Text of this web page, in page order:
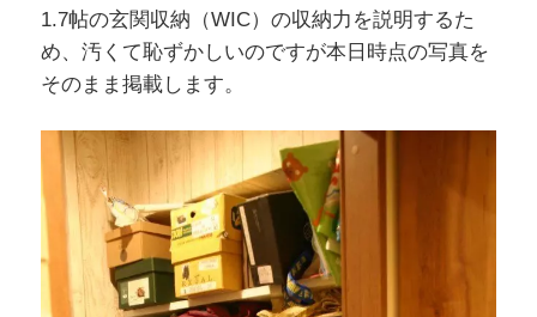
1.7帖の玄関収納（WIC）の収納力を説明するた
め、汚くて恥ずかしいのですが本日時点の写真を
そのまま掲載します。